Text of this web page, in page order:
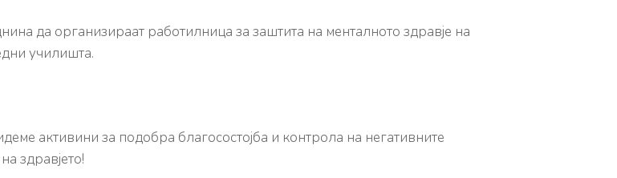
да организираат работилница за заштита на менталното здравје на
училишта.
активини за подобра благосостојба и контрола на негативните
здравјето!